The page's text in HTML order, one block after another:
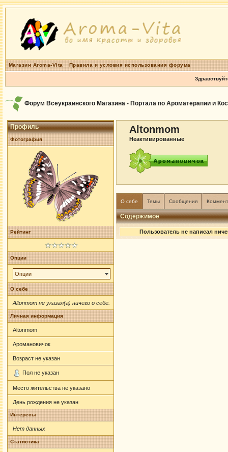
Магазин Aroma-Vita Правила и условия использования форума
Форум Всеукраинского Магазина - Портала по Ароматерапии и
Профиль
Фотография
Рейтинг
Опции
Опции
О себе
Altonmom не указал(а) ничего о себе.
Личная информация
Altonmom
Аромановичок
Возраст не указан
Пол не указан
Место жительства не указано
День рождения не указан
Интересы
Нет данных
Статистика
Altonmom
Неактивированные
О себе Темы Сообщения
Содержимое
Пользователь не написал